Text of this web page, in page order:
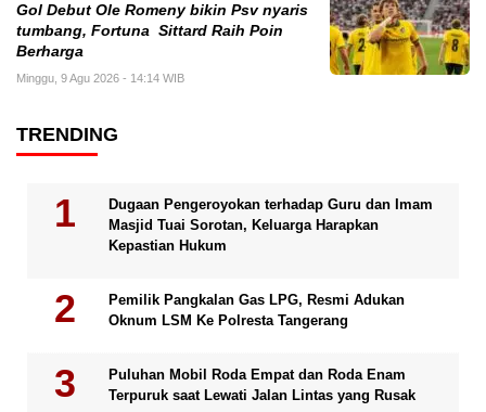
Gol Debut Ole Romeny bikin Psv nyaris
tumbang, Fortuna Sittard Raih Poin
Berharga
Minggu, 9 Agu 2026 - 14:14 WIB
TRENDING
Dugaan Pengeroyokan terhadap Guru dan Imam
Masjid Tuai Sorotan, Keluarga Harapkan
Kepastian Hukum
Pemilik Pangkalan Gas LPG, Resmi Adukan
Oknum LSM Ke Polresta Tangerang
Puluhan Mobil Roda Empat dan Roda Enam
Terpuruk saat Lewati Jalan Lintas yang Rusak